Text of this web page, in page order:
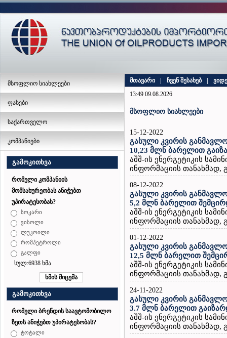
მსოფლიო სიახლეები
ფასები
საქართველო
კომპანიები
გამოკითხვა
რომელი კომპანიის
მომსახურეობას ანიჭებთ
უპირატესობას?
სოკარი
ვისოლი
ლუკოილი
რომპეტროლი
გალფი
სულ:6938 ხმა
გამოკითხვა
რომელი ბრენდის საავტომობილო
ზეთს ანიჭებთ უპირატესობას?
ტოტალი
მთავარი ჩვენ შესახებ
13:49 09.08.2026
მსოფლიო სიახლეები
15-12-2022
გასული კვირის
10,23 მლნ ბარელით
აშშ-ის ენერგეტიკის
ინფორმაციის თანახმად,
08-12-2022
გასული კვირის
5,2 მლნ ბარელით
აშშ-ის ენერგეტიკის
ინფორმაციის თანახმად,
01-12-2022
გასული კვირის
12,5 მლნ ბარელით
აშშ-ის ენერგეტიკის
ინფორმაციის თანახმად,
24-11-2022
გასული კვირის
3.7 მლნ ბარელით
აშშ-ის ენერგეტიკის
ინფორმაციის თანახმად,